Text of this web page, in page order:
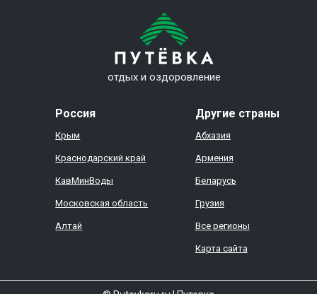
отдых и оздоровление
Россия
Крым
Краснодарский край
КавМинВоды
Московская область
Алтай
Другие страны
Абхазия
Армения
Беларусь
Грузия
Все регионы
Карта сайта